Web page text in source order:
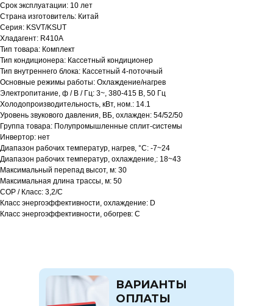
Срок эксплуатации: 10 лет
Страна изготовитель: Китай
Серия: KSVT/KSUT
Хладагент: R410A
Тип товара: Комплект
Тип кондиционера: Кассетный кондиционер
Тип внутреннего блока: Кассетный 4-поточный
Основные режимы работы: Охлаждение/нагрев
Электропитание, ф / В / Гц: 3~, 380-415 В, 50 Гц
Холодопроизводительность, кВт, ном.: 14.1
Уровень звукового давления, ВБ, охлажден: 54/52/50
Группа товара: Полупромышленные сплит-системы
Инвертор: нет
Диапазон рабочих температур, нагрев, °C: -7~24
Диапазон рабочих температур, охлаждение,: 18~43
Максимальный перепад высот, м: 30
Максимальная длина трассы, м: 50
COP / Класс: 3,2/C
Класс энергоэффективности, охлаждение: D
Класс энергоэффективности, обогрев: C
ВАРИАНТЫ
ОПЛАТЫ